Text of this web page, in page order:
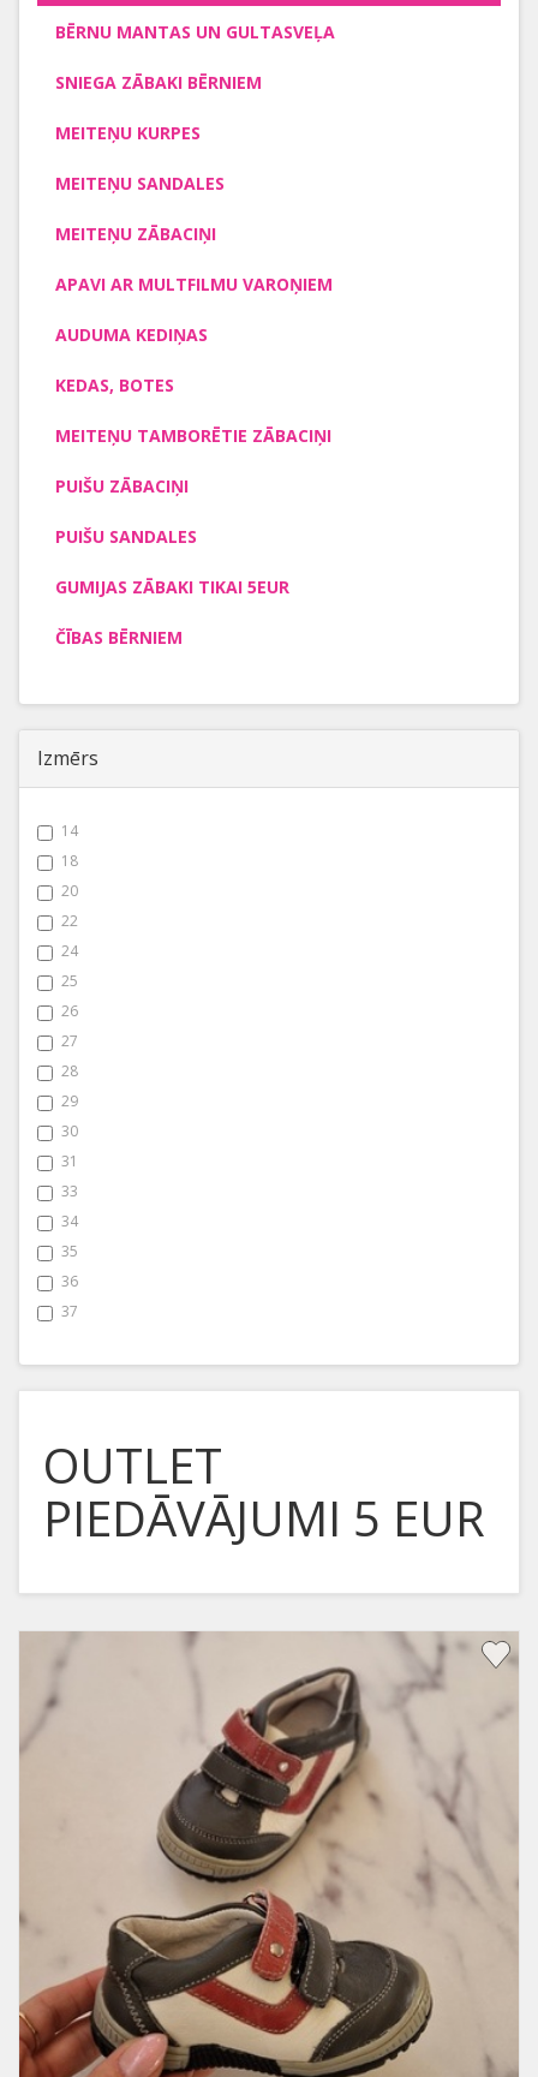
BĒRNU MANTAS UN GULTASVEĻA
SNIEGA ZĀBAKI BĒRNIEM
MEITEŅU KURPES
MEITEŅU SANDALES
MEITEŅU ZĀBACIŅI
APAVI AR MULTFILMU VAROŅIEM
AUDUMA KEDIŅAS
KEDAS, BOTES
MEITEŅU TAMBORĒTIE ZĀBACIŅI
PUIŠU ZĀBACIŅI
PUIŠU SANDALES
GUMIJAS ZĀBAKI TIKAI 5EUR
ČĪBAS BĒRNIEM
Izmērs
14
18
20
22
24
25
26
27
28
29
30
31
33
34
35
36
37
OUTLET
PIEDĀVĀJUMI 5 EUR